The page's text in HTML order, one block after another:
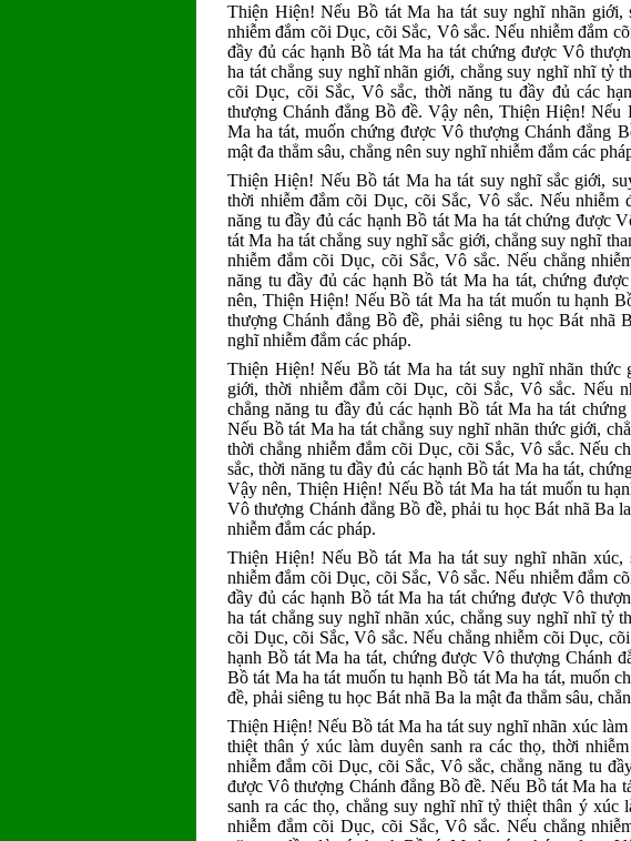
Thiện Hiện! Nếu Bồ tát Ma ha tát suy nghĩ nhãn
nhiễm đắm cõi Dục, cõi Sắc, Vô sắc. Nếu nhiễm đắm
đầy đủ các hạnh Bồ tát Ma ha tát chứng được Vô
ha tát chẳng suy nghĩ nhãn giới, chẳng suy nghĩ nhĩ tỷ
cõi Dục, cõi Sắc, Vô sắc, thời năng tu đầy đủ các
thượng Chánh đẳng Bồ đề. Vậy nên, Thiện Hiện! Nếu
Ma ha tát, muốn chứng được Vô thượng Chánh đẳng
mật đa thẳm sâu, chẳng nên suy nghĩ nhiễm đắm các
Thiện Hiện! Nếu Bồ tát Ma ha tát suy nghĩ sắc giới,
thời nhiễm đắm cõi Dục, cõi Sắc, Vô sắc. Nếu nhiễm
năng tu đầy đủ các hạnh Bồ tát Ma ha tát chứng được
tát Ma ha tát chẳng suy nghĩ sắc giới, chẳng suy nghĩ
nhiễm đắm cõi Dục, cõi Sắc, Vô sắc. Nếu chẳng
năng tu đầy đủ các hạnh Bồ tát Ma ha tát, chứng
nên, Thiện Hiện! Nếu Bồ tát Ma ha tát muốn tu hạnh
thượng Chánh đẳng Bồ đề, phải siêng tu học Bát nhã
nghĩ nhiễm đắm các pháp.
Thiện Hiện! Nếu Bồ tát Ma ha tát suy nghĩ nhãn
giới, thời nhiễm đắm cõi Dục, cõi Sắc, Vô sắc. Nếu
chẳng năng tu đầy đủ các hạnh Bồ tát Ma ha tát
Nếu Bồ tát Ma ha tát chẳng suy nghĩ nhãn thức giới,
thời chẳng nhiễm đắm cõi Dục, cõi Sắc, Vô sắc. Nếu
sắc, thời năng tu đầy đủ các hạnh Bồ tát Ma ha tát,
Vậy nên, Thiện Hiện! Nếu Bồ tát Ma ha tát muốn tu
Vô thượng Chánh đẳng Bồ đề, phải tu học Bát nhã Ba
nhiễm đắm các pháp.
Thiện Hiện! Nếu Bồ tát Ma ha tát suy nghĩ nhãn
nhiễm đắm cõi Dục, cõi Sắc, Vô sắc. Nếu nhiễm đắm
đầy đủ các hạnh Bồ tát Ma ha tát chứng được Vô
ha tát chẳng suy nghĩ nhãn xúc, chẳng suy nghĩ nhĩ tỷ
cõi Dục, cõi Sắc, Vô sắc. Nếu chẳng nhiễm cõi Dục,
hạnh Bồ tát Ma ha tát, chứng được Vô thượng Chánh
Bồ tát Ma ha tát muốn tu hạnh Bồ tát Ma ha tát, muốn
đề, phải siêng tu học Bát nhã Ba la mật đa thẳm sâu,
Thiện Hiện! Nếu Bồ tát Ma ha tát suy nghĩ nhãn xúc
thiệt thân ý xúc làm duyên sanh ra các thọ, thời
nhiễm đắm cõi Dục, cõi Sắc, Vô sắc, chẳng năng tu
được Vô thượng Chánh đẳng Bồ đề. Nếu Bồ tát Ma ha
sanh ra các thọ, chẳng suy nghĩ nhĩ tỷ thiệt thân ý xúc
nhiễm đắm cõi Dục, cõi Sắc, Vô sắc. Nếu chẳng